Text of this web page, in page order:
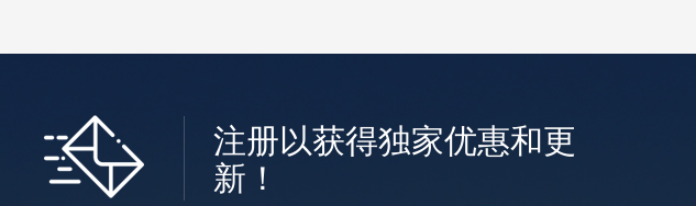
设计，提高供能、自动跟踪、智能计
算，帮助项目开发商和资产所有者从他
们的电厂中获得最大收益。安装的模块
更多的 +
性能，采用多点线性推杆驱动，具有回
转驱动系统，可在极端天气下提供最大
注册以获得独家优惠和更
新！